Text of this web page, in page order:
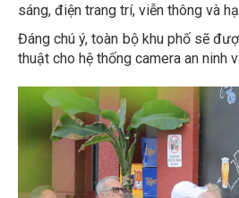
sáng, điện trang trí, viễn thông và
Đáng chú ý, toàn bộ khu phố sẽ
thuật cho hệ thống camera an ninh